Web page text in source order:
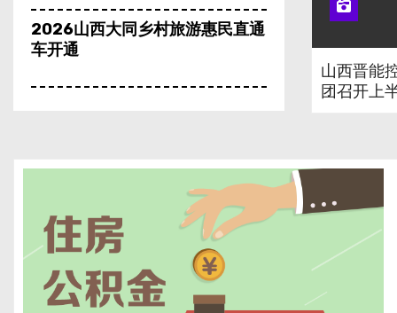
2026山西大同乡村旅游惠民直通
车开通
宁波市教育局软磨硬抗拒不执行
国家政策 公然违规捐赠5所“公参
民”学校国有资产
山西大同：入列全国长线避暑游
山西晋能
团召开上